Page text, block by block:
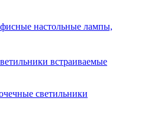
настольные лампы,
встраиваемые
светильники